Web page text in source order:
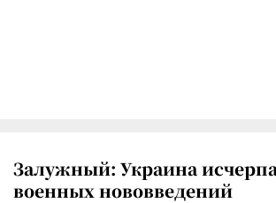
Залужный: Украина
военных нововведений